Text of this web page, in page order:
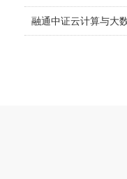
融通中证云计算与大